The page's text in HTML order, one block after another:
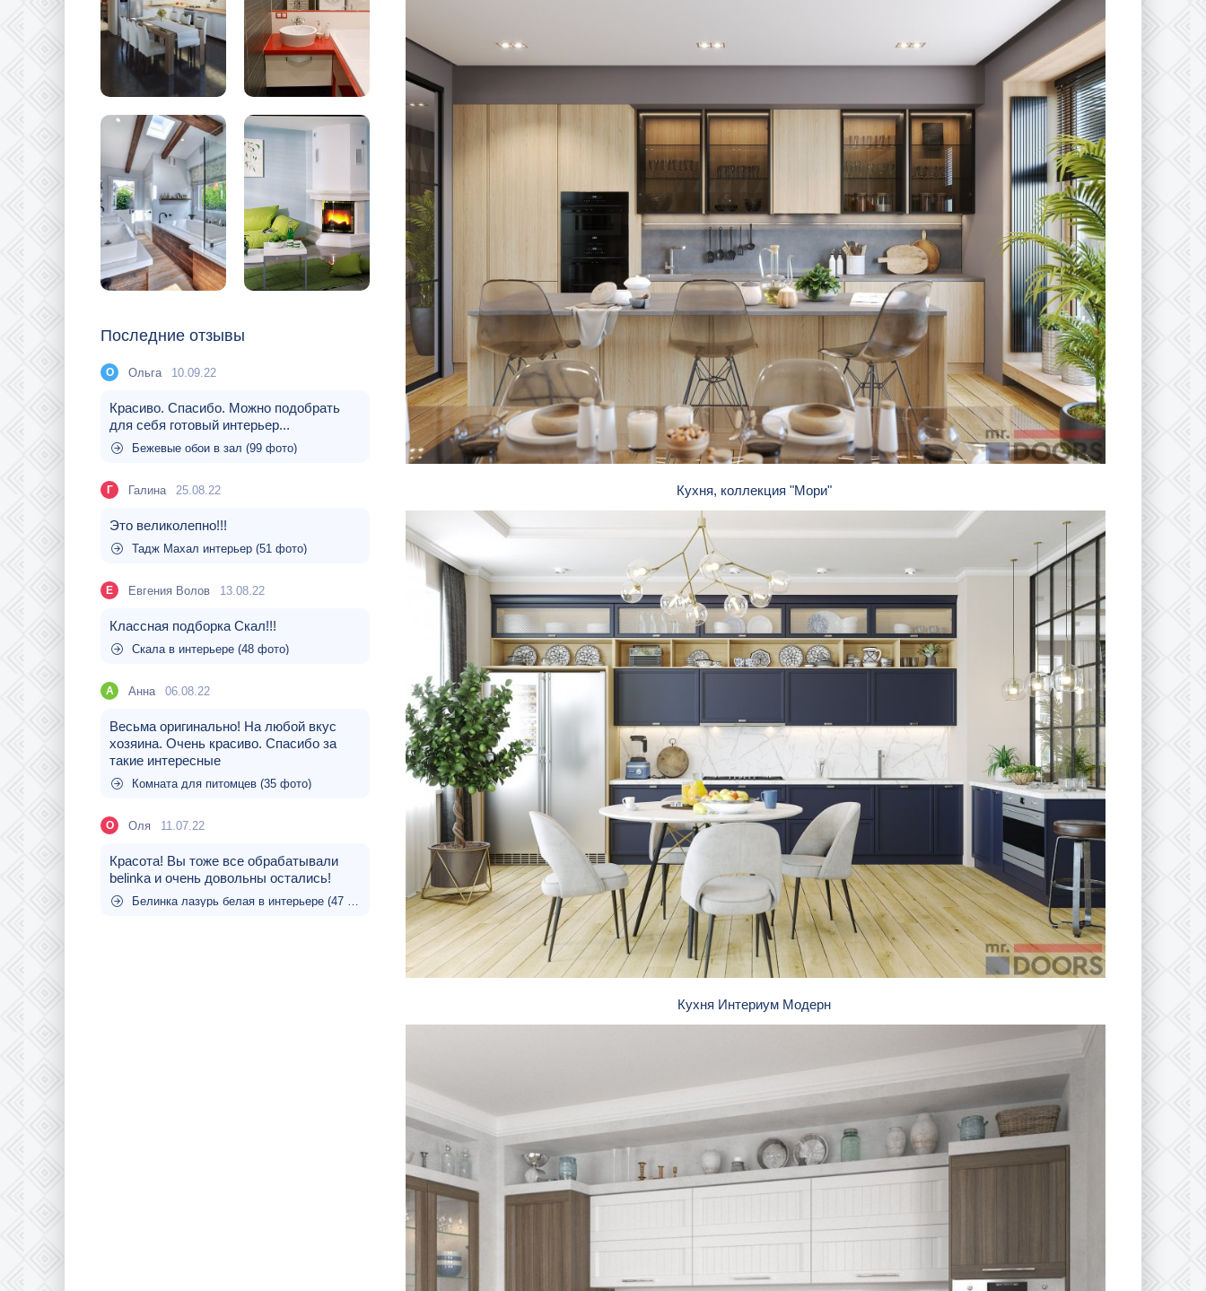
Последние отзывы
О Ольга 10.09.22
Красиво. Спасибо. Можно подобрать
для себя готовый интерьер...
Бежевые обои в зал (99 фото)
Г Галина 25.08.22
Это великолепно!!!
Тадж Махал интерьер (51 фото)
Е Евгения Волов 13.08.22
Классная подборка Скал!!!
Скала в интерьере (48 фото)
A Aнна 06.08.22
Весьма оригинально! На любой вкус
хозяина. Очень красиво. Спасибо за
такие интересные
Комната для питомцев (35 фото)
О Оля 11.07.22
Красота! Вы тоже все обрабатывали
belinka и очень довольны остались!
Белинка лазурь белая в интерьере (47 фото)
Кухня, коллекция "Мори"
Кухня Интериум Модерн